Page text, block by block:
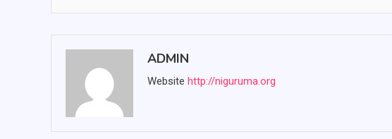
ADMIN
Website http://niguruma.org